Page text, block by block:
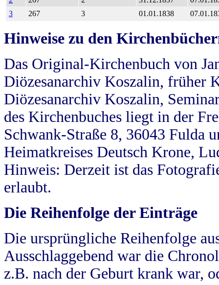
3
267 3 01.01.1838
Hinweise zu den
Das Original-Kirchenbuch von
Diözesanarchiv Koszalin, früher
Diözesanarchiv Koszalin,
des Kirchenbuches liegt in der
Schwank-Straße 8, 36043 Fulda
Heimatkreises Deutsch Krone,
Hinweis: Derzeit ist das
erlaubt.
Die Reihenfolge der Einträge
Die ursprüngliche Reihenfolge
Ausschlaggebend war die
z.B. nach der Geburt krank war,